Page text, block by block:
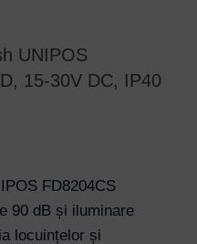
UNIPOS
15-30V DC, IP40
FD8204CS
90 dB și iluminare
locuințelor și